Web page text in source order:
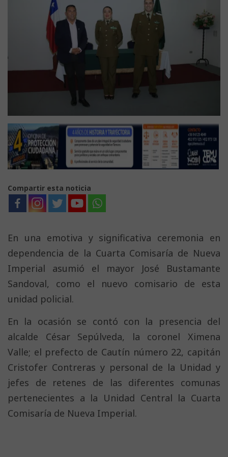
Compartir esta noticia
En una emotiva y significativa ceremonia en
dependencia de la Cuarta Comisaría de Nueva
Imperial asumió el mayor José Bustamante
Sandoval, como el nuevo comisario de esta
unidad policial.
En la ocasión se contó con la presencia del
alcalde César Sepúlveda, la coronel Ximena
Valle; el prefecto de Cautín número 22, capitán
Cristofer Contreras y personal de la Unidad y
jefes de retenes de las diferentes comunas
pertenecientes a la Unidad Central la Cuarta
Comisaría de Nueva Imperial.